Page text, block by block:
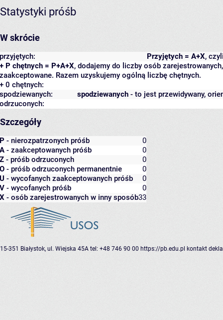
Statystyki próśb
W skrócie
Przyjętych = A+X,
przyjętych:
+ P chętnych = P+A+X, dodajemy do liczby osób
zaakceptowane. Razem uzyskujemy ogólną liczbę chętnych.
+ 0 chętnych:
spodziewanych - to jest przewidywany,
spodziewanych:
odrzuconych:
Szczegóły
P - nierozpatrzonych próśb
0
A - zaakceptowanych próśb
0
Z - próśb odrzuconych
0
O - próśb odrzuconych permanentnie
0
U - wycofanych zaakceptowanych próśb
0
V - wycofanych próśb
0
X - osób zarejestrowanych w inny sposób33
15-351 Białystok, ul. Wiejska 45A tel: +48 746 90 00 https://pb.edu.pl kontakt